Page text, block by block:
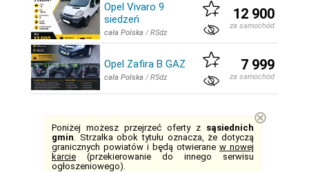
Opel Vivaro 9
siedzeń
cała Polska /RSdz
12 900
za samochód
Opel Zafira B GAZ
cała Polska /RSdz
7 999
za samochód
Poniżej możesz przejrzeć oferty z sąsiednich
gmin. Strzałka obok tytułu oznacza, że dotyczą
granicznych powiatów i będą otwierane w nowej
karcie (przekierowanie do innego serwisu
ogłoszeniowego).
⊗